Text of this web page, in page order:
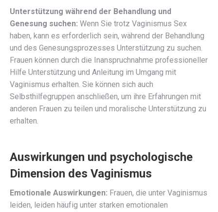
Unterstützung während der Behandlung und
Genesung suchen: Wenn Sie trotz Vaginismus Sex
haben, kann es erforderlich sein, während der Behandlung
und des Genesungsprozesses Unterstützung zu suchen.
Frauen können durch die Inanspruchnahme professioneller
Hilfe Unterstützung und Anleitung im Umgang mit
Vaginismus erhalten. Sie können sich auch
Selbsthilfegruppen anschließen, um ihre Erfahrungen mit
anderen Frauen zu teilen und moralische Unterstützung zu
erhalten.
Auswirkungen und psychologische
Dimension des Vaginismus
Emotionale Auswirkungen: Frauen, die unter Vaginismus
leiden, leiden häufig unter starken emotionalen